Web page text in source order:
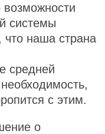
возможности
системы
наша страна
средней
с этим.
о